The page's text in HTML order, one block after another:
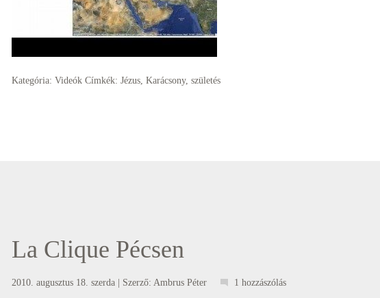
Kategória: Videók Címkék: Jézus, Karácsony, születés
La Clique Pécsen
2010. augusztus 18. szerda| Szerző: Ambrus Péter 1 hozzászólás